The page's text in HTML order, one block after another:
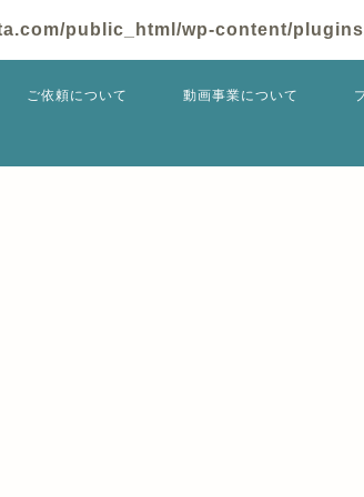
public_html/wp-content/
ご依頼について 動画事業について